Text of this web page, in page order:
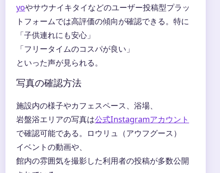
yoやサウナイキタイなどのユーザー投稿型プラッ
トフォームでは高評価の傾向が確認できる。特に
「子供連れにも安心」
「フリータイムのコスパが良い」
といった声が見られる。
写真の確認方法
施設内の様子やカフェスペース、浴場、
岩盤浴エリアの写真は公式Instagramアカウント
で確認可能である。ロウリュ（アウフグース）
イベントの動画や、
館内の雰囲気を撮影した利用者の投稿が多数公開